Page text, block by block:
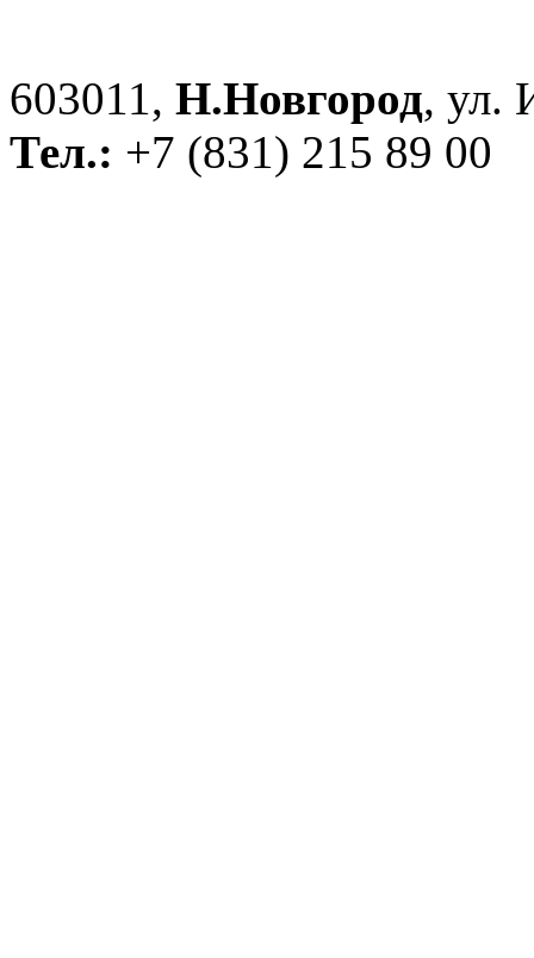
603011, Н.Новгород, ул.
Тел.: +7 (831) 215 89 00